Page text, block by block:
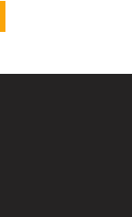
，直到 15-18 日
群所需要蛋白
片僅容蜂體
當採粉蜂返
，成團的花粉
潔淨處理，妥
可出售，供人